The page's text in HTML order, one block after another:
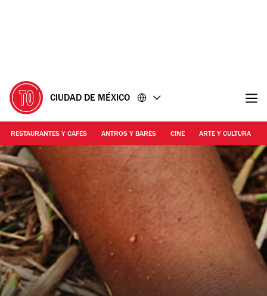
CIUDAD DE MÉXICO
RESTAURANTES Y CAFES ANTROS Y BARES CINE ARTE Y CULTURA